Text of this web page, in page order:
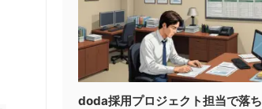
doda採用プロジェクト担当で落ち